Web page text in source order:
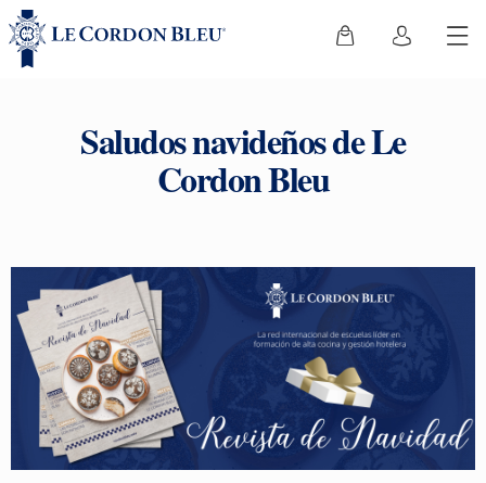
Saludos navideños de Le
Cordon Bleu